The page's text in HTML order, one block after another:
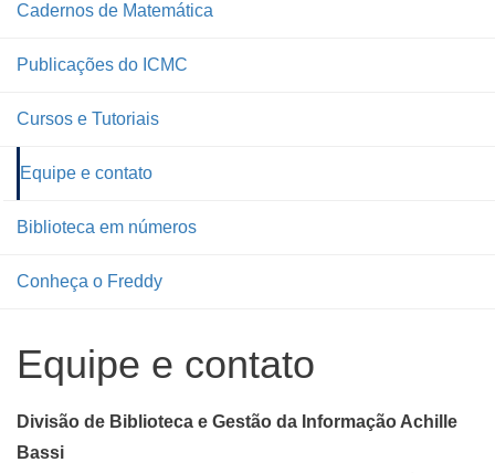
Cadernos de Matemática
Publicações do ICMC
Cursos e Tutoriais
Equipe e contato
Biblioteca em números
Conheça o Freddy
Equipe e contato
Divisão de Biblioteca e Gestão da Informação Achille
Bassi